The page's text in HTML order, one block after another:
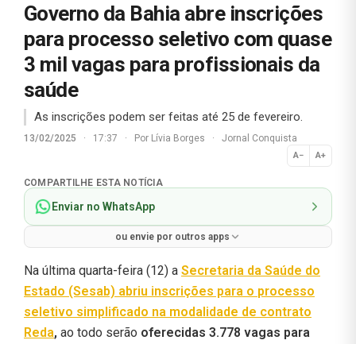
Governo da Bahia abre inscrições
para processo seletivo com quase
3 mil vagas para profissionais da
saúde
As inscrições podem ser feitas até 25 de fevereiro.
13/02/2025 · 17:37 · Por Lívia Borges · Jornal Conquista
A− A+
Normal
COMPARTILHE ESTA NOTÍCIA
Enviar no WhatsApp
ou envie por outros apps
Na última quarta-feira (12) a Secretaria da Saúde do
Estado (Sesab) abriu inscrições para o processo
seletivo simplificado na modalidade de contrato
Reda, ao todo serão oferecidas 3.778 vagas para